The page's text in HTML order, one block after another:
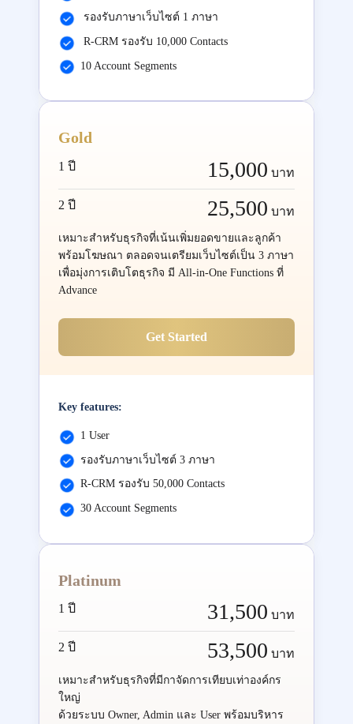
รองรับภาษาเว็บไซต์ 1 ภาษา
R-CRM รองรับ 10,000 Contacts
10 Account Segments
Gold
1 ปี 15,000 บาท
2 ปี 25,500 บาท
เหมาะสำหรับธุรกิจที่เน้นเพิ่มยอดขายและลูกค้า
พร้อมโฆษณา ตลอดจนเตรียมเว็บไซต์เป็น 3 ภาษา
เพื่อมุ่งการเติบโตธุรกิจ มี All-in-One Functions ที่
Advance
Get Started
Key features:
1 User
รองรับภาษาเว็บไซต์ 3 ภาษา
R-CRM รองรับ 50,000 Contacts
30 Account Segments
Platinum
1 ปี 31,500 บาท
2 ปี 53,500 บาท
เหมาะสำหรับธุรกิจที่มีกาจัดการเทียบเท่าองค์กร
ใหญ่
ด้วยระบบ Owner, Admin และ User พร้อมบริหาร